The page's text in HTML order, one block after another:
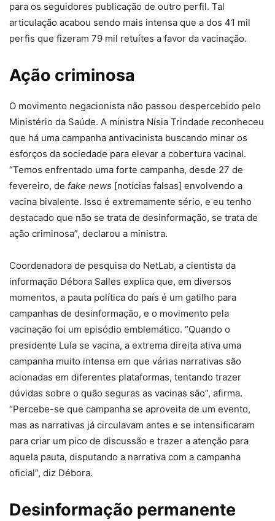
para os seguidores publicação de outro perfil. Tal
articulação acabou sendo mais intensa que a dos 41 mil
perfis que fizeram 79 mil retuítes a favor da vacinação.
Ação criminosa
O movimento negacionista não passou despercebido pelo
Ministério da Saúde. A ministra Nísia Trindade reconheceu
que há uma campanha antivacinista buscando minar os
esforços da sociedade para elevar a cobertura vacinal.
“Temos enfrentado uma forte campanha, desde 27 de
fevereiro, de fake news [notícias falsas] envolvendo a
vacina bivalente. Isso é extremamente sério, e eu tenho
destacado que não se trata de desinformação, se trata de
ação criminosa”, declarou a ministra.
Coordenadora de pesquisa do NetLab, a cientista da
informação Débora Salles explica que, em diversos
momentos, a pauta política do país é um gatilho para
campanhas de desinformação, e o movimento pela
vacinação foi um episódio emblemático. “Quando o
presidente Lula se vacina, a extrema direita ativa uma
campanha muito intensa em que várias narrativas são
acionadas em diferentes plataformas, tentando trazer
dúvidas sobre o quão seguras as vacinas são”, afirma.
“Percebe-se que campanha se aproveita de um evento,
mas as narrativas já circulavam antes e se intensificaram
para criar um pico de discussão e trazer a atenção para
aquela pauta, disputando a narrativa com a campanha
oficial”, diz Débora.
Desinformação permanente